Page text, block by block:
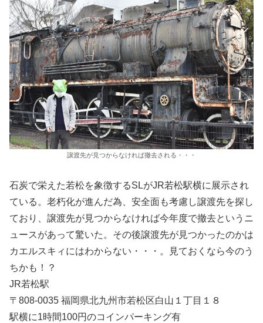
譲渡先が見つからなければ撤去される・・・
石炭で栄えた若松を象徴するSLがJR若松駅横に展示され
ている。老朽化が進んだ為、安全面も考慮し譲渡先を探し
ており、譲渡先が見つからなければ今年度で撤去というニ
ュースがあって驚いた。その後譲渡先が見つかったのかは
カエルスキィにはわからない・・・。見ておくなら今のう
ちかも！？
JR若松駅
〒808-0035 福岡県北九州市若松区白山１丁目１８
駅横に1時間100円のコインパーキング有